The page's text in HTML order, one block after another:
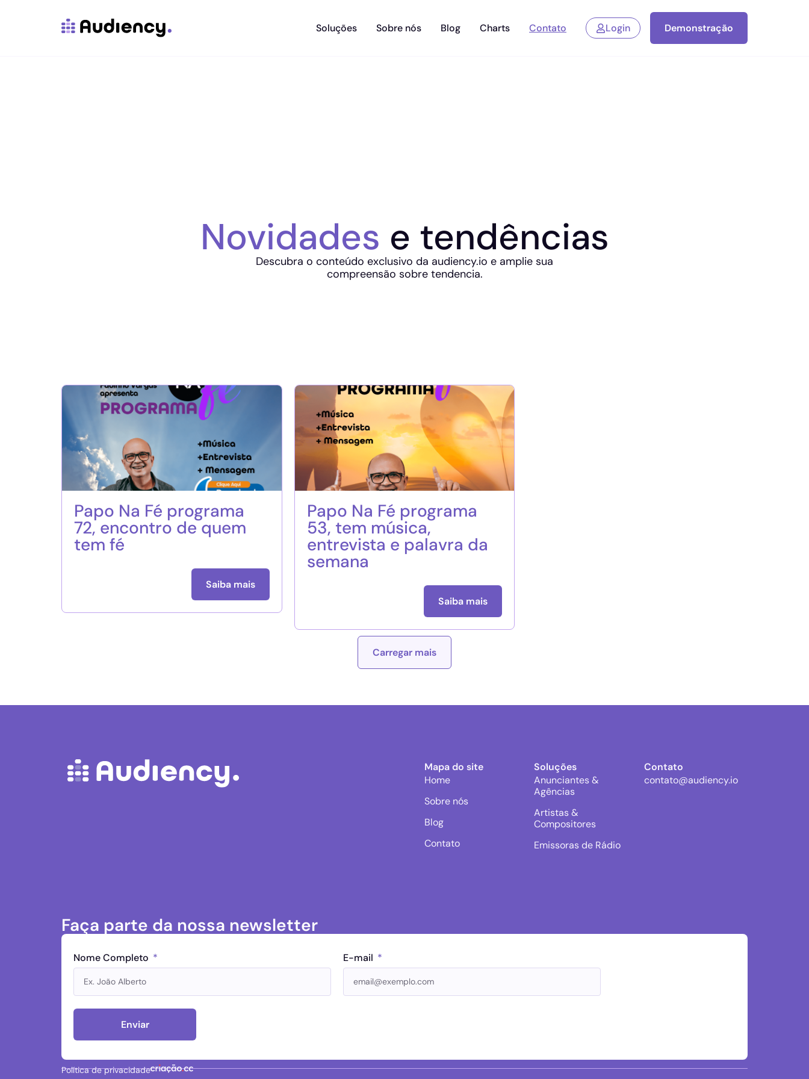
Soluções Sobre nós Blog Charts Contato Login Demonstração
Novidades e tendências
Descubra o conteúdo exclusivo da audiency.io e amplie sua
compreensão sobre tendencia.
Papo Na Fé programa
72, encontro de quem
tem fé
Saiba mais
Papo Na Fé programa
53, tem música,
entrevista e palavra da
semana
Saiba mais
Carregar mais
Mapa do site
Home
Sobre nós
Blog
Contato
Soluções
Anunciantes &
Agências
Artistas &
Compositores
Emissoras de Rádio
Contato
contato@audiency.io
Faça parte da nossa newsletter
Nome Completo E-mail
Enviar
Política de privacidade